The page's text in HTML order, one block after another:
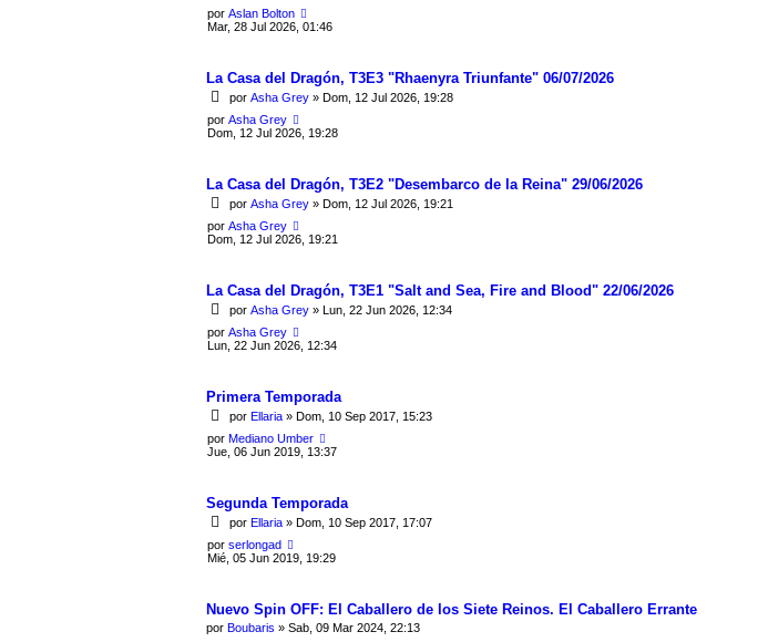
por Aslan Bolton
Mar, 28 Jul 2026, 01:46
La Casa del Dragón, T3E3 "Rhaenyra Triunfante" 06/07/2026
por Asha Grey » Dom, 12 Jul 2026, 19:28
por Asha Grey
Dom, 12 Jul 2026, 19:28
La Casa del Dragón, T3E2 "Desembarco de la Reina" 29/06/2026
por Asha Grey » Dom, 12 Jul 2026, 19:21
por Asha Grey
Dom, 12 Jul 2026, 19:21
La Casa del Dragón, T3E1 "Salt and Sea, Fire and Blood" 22/06/2026
por Asha Grey » Lun, 22 Jun 2026, 12:34
por Asha Grey
Lun, 22 Jun 2026, 12:34
Primera Temporada
por Ellaria » Dom, 10 Sep 2017, 15:23
por Mediano Umber
Jue, 06 Jun 2019, 13:37
Segunda Temporada
por Ellaria » Dom, 10 Sep 2017, 17:07
por serlongad
Mié, 05 Jun 2019, 19:29
Nuevo Spin OFF: El Caballero de los Siete Reinos. El Caballero Errante
por Boubaris » Sab, 09 Mar 2024, 22:13